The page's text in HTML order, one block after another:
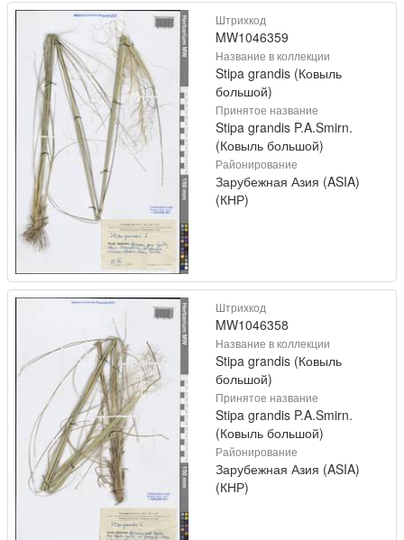
Штрихкод
MW1046359
Название в коллекции
Stipa grandis (Ковыль
большой)
Принятое название
Stipa grandis P.A.Smirn.
(Ковыль большой)
Районирование
Зарубежная Азия (ASIA)
(КНР)
Штрихкод
MW1046358
Название в коллекции
Stipa grandis (Ковыль
большой)
Принятое название
Stipa grandis P.A.Smirn.
(Ковыль большой)
Районирование
Зарубежная Азия (ASIA)
(КНР)